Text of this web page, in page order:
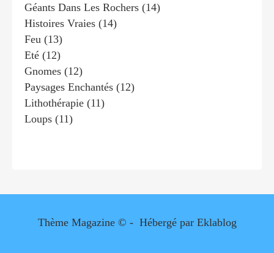
Géants Dans Les Rochers (14)
Histoires Vraies (14)
Feu (13)
Eté (12)
Gnomes (12)
Paysages Enchantés (12)
Lithothérapie (11)
Loups (11)
Thème Magazine © - Hébergé par Eklablog